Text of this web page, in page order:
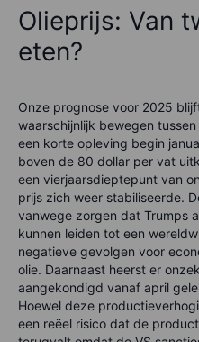
Olieprijs: Van
eten?
Onze prognose voor 2025
waarschijnlijk bewegen
een korte opleving begin
boven de 80 dollar per vat
een vierjaarsdieptepunt van
prijs zich weer stabiliseerde.
vanwege zorgen dat Trumps
kunnen leiden tot een
negatieve gevolgen voor
olie. Daarnaast heerst er
aangekondigd vanaf april
Hoewel deze
een reëel risico dat de